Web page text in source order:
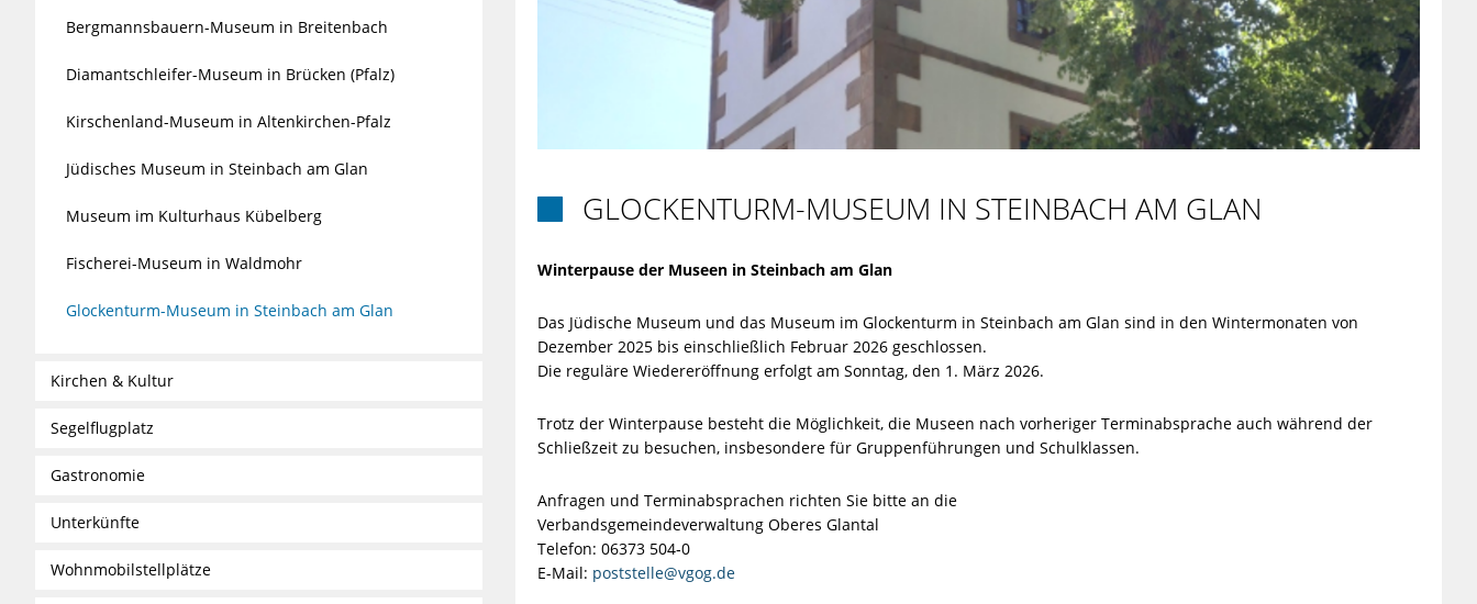
GLOCKENTURM-MUSEUM IN STEINBACH AM GLAN
Winterpause der Museen in Steinbach am Glan
Das Jüdische Museum und das Museum im Glockenturm in Steinbach am Glan sind in den Wintermonaten von
Dezember 2025 bis einschließlich Februar 2026 geschlossen.
Die reguläre Wiedereröffnung erfolgt am Sonntag, den 1. März 2026.
Trotz der Winterpause besteht die Möglichkeit, die Museen nach vorheriger Terminabsprache auch während der
Schließzeit zu besuchen, insbesondere für Gruppenführungen und Schulklassen.
Anfragen und Terminabsprachen richten Sie bitte an die
Verbandsgemeindeverwaltung Oberes Glantal
Telefon: 06373 504‑0
E-Mail: poststelle@vgog.de
Bergmannsbauern-Museum in Breitenbach
Diamantschleifer-Museum in Brücken (Pfalz)
Kirschenland-Museum in Altenkirchen-Pfalz
Jüdisches Museum in Steinbach am Glan
Museum im Kulturhaus Kübelberg
Fischerei-Museum in Waldmohr
Glockenturm-Museum in Steinbach am Glan
Kirchen & Kultur
Segelflugplatz
Gastronomie
Unterkünfte
Wohnmobilstellplätze